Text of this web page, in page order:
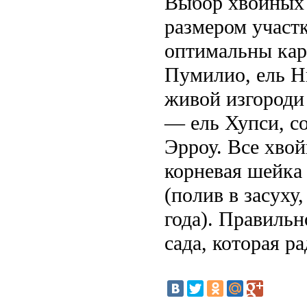
размером
оптимальны
Пумилио, ель
живой
— ель Хупси,
Эрроу. Все
корневая
(полив в
года).
сада, которая